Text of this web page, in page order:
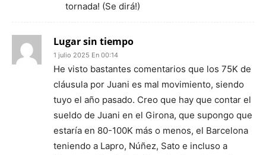
tornada! (Se dirá!)
Lugar sin tiempo
1 julio 2025 En 00:14
He visto bastantes comentarios que los 75K de
cláusula por Juani es mal movimiento, siendo
tuyo el año pasado. Creo que hay que contar el
sueldo de Juani en el Girona, que supongo que
estaría en 80-100K más o menos, el Barcelona
teniendo a Lapro, Núñez, Sato e incluso a